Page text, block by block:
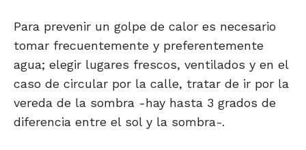
Para prevenir un golpe de calor es necesario
tomar frecuentemente y preferentemente
agua; elegir lugares frescos, ventilados y en el
caso de circular por la calle, tratar de ir por la
vereda de la sombra -hay hasta 3 grados de
diferencia entre el sol y la sombra-.